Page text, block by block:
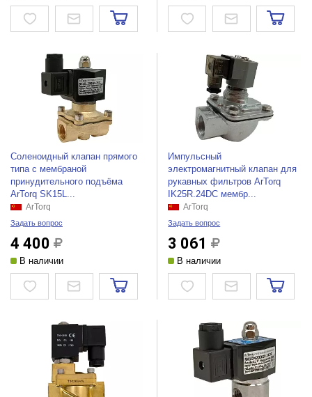
Соленоидный клапан прямого
типа с мембраной
принудительного подъёма
ArTorq SK15L...
ArTorq
Задать вопрос
4 400
В наличии
Импульсный
электромагнитный клапан для
рукавных фильтров ArTorq
IK25R.24DC мембр...
ArTorq
Задать вопрос
3 061
В наличии